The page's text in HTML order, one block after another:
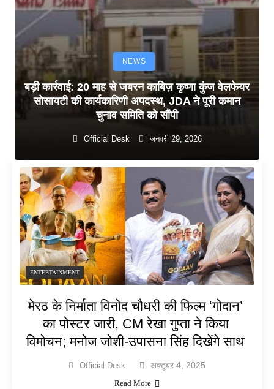
NEWS
बड़ी कार्रवाई: 20 माह से जबरन काबिज़ कृष्णा कुंज वेलफेयर
सोसायटी की कार्यकारिणी अपदस्थ, JDA ने पूरी कमान
चुनाव समिति को सौंपी
Official Desk जनवरी 29, 2026
ENTERTAINMENT
मेरठ के निर्माता विनोद चौधरी की फिल्म ‘गोदान’
का पोस्टर जारी, CM रेखा गुप्ता ने किया
विमोचन; मनोज जोशी-उपासना सिंह दिखेंगे साथ
Official Desk अक्टूबर 4, 2025
Read More